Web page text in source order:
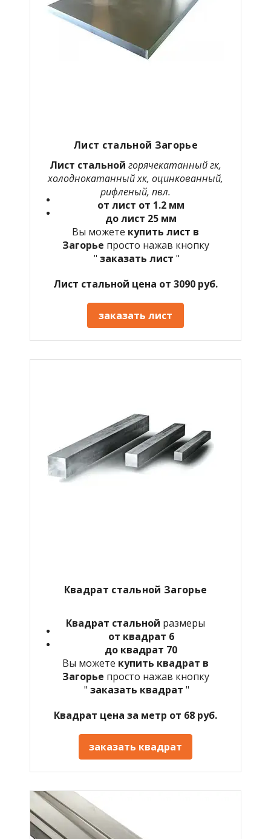
Лист стальной Загорье
Лист стальной горячекатанный гк,
холоднокатанный хк, оцинкованный,
рифленый, пвл.
от лист от 1.2 мм
до лист 25 мм
Вы можете купить лист в
Загорье просто нажав кнопку
" заказать лист "
Лист стальной цена от 3090 руб.
заказать лист
Квадрат стальной Загорье
Квадрат стальной размеры
от квадрат 6
до квадрат 70
Вы можете купить квадрат в
Загорье просто нажав кнопку
" заказать квадрат "
Квадрат цена за метр от 68 руб.
заказать квадрат